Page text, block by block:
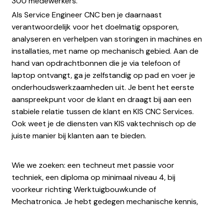
Als Service Engineer CNC ben je daarnaast
verantwoordelijk voor het doelmatig opsporen,
analyseren en verhelpen van storingen in machines en
installaties, met name op mechanisch gebied. Aan de
hand van opdrachtbonnen die je via telefoon of
laptop ontvangt, ga je zelfstandig op pad en voer je
onderhoudswerkzaamheden uit. Je bent het eerste
aanspreekpunt voor de klant en draagt bij aan een
stabiele relatie tussen de klant en KIS CNC Services.
Ook weet je de diensten van KIS vaktechnisch op de
juiste manier bij klanten aan te bieden.
Wie we zoeken: een techneut met passie voor
techniek, een diploma op minimaal niveau 4, bij
voorkeur richting Werktuigbouwkunde of
Mechatronica. Je hebt gedegen mechanische kennis,